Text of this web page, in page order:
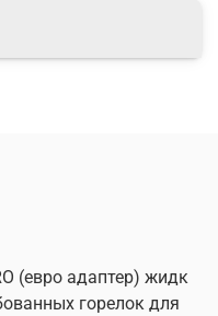
(евро адаптер) жидк
горелок для